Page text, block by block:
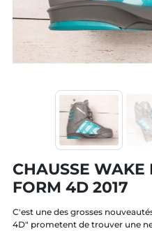
CHAUSSE WAKE
FORM 4D 2017
C'est une des grosses
4D" prometent de trouver une